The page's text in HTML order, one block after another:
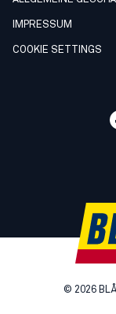
IMPRESSUM
COOKIE SETTINGS
© 2026